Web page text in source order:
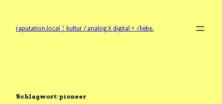
springenraputation.local ¦ kultur / analog X digital = √liebe.
Schlagwort: pioneer